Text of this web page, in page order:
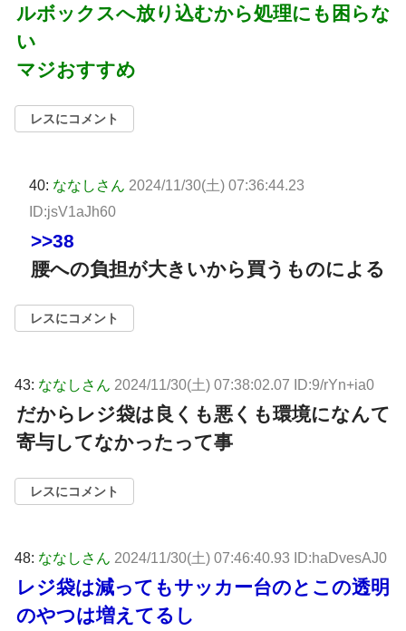
ルボックスへ放り込むから処理にも困らな
い
マジおすすめ
レスにコメント
40: ななしさん 2024/11/30(土) 07:36:44.23
ID:jsV1aJh60
>>38
腰への負担が大きいから買うものによる
レスにコメント
43: ななしさん 2024/11/30(土) 07:38:02.07 ID:9/rYn+ia0
だからレジ袋は良くも悪くも環境になんて
寄与してなかったって事
レスにコメント
48: ななしさん 2024/11/30(土) 07:46:40.93 ID:haDvesAJ0
レジ袋は減ってもサッカー台のとこの透明
のやつは増えてるし